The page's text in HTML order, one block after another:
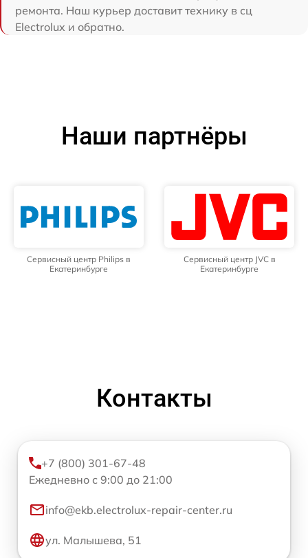
ремонта. Наш курьер доставит технику в сц
Electrolux и обратно.
Наши партнёры
Сервисный центр Philips в
Екатеринбурге
Сервисный центр JVC в
Екатеринбурге
Контакты
+7 (800) 301-67-48
Ежедневно с 9:00 до 21:00
info@ekb.electrolux-repair-center.ru
ул. Малышева, 51